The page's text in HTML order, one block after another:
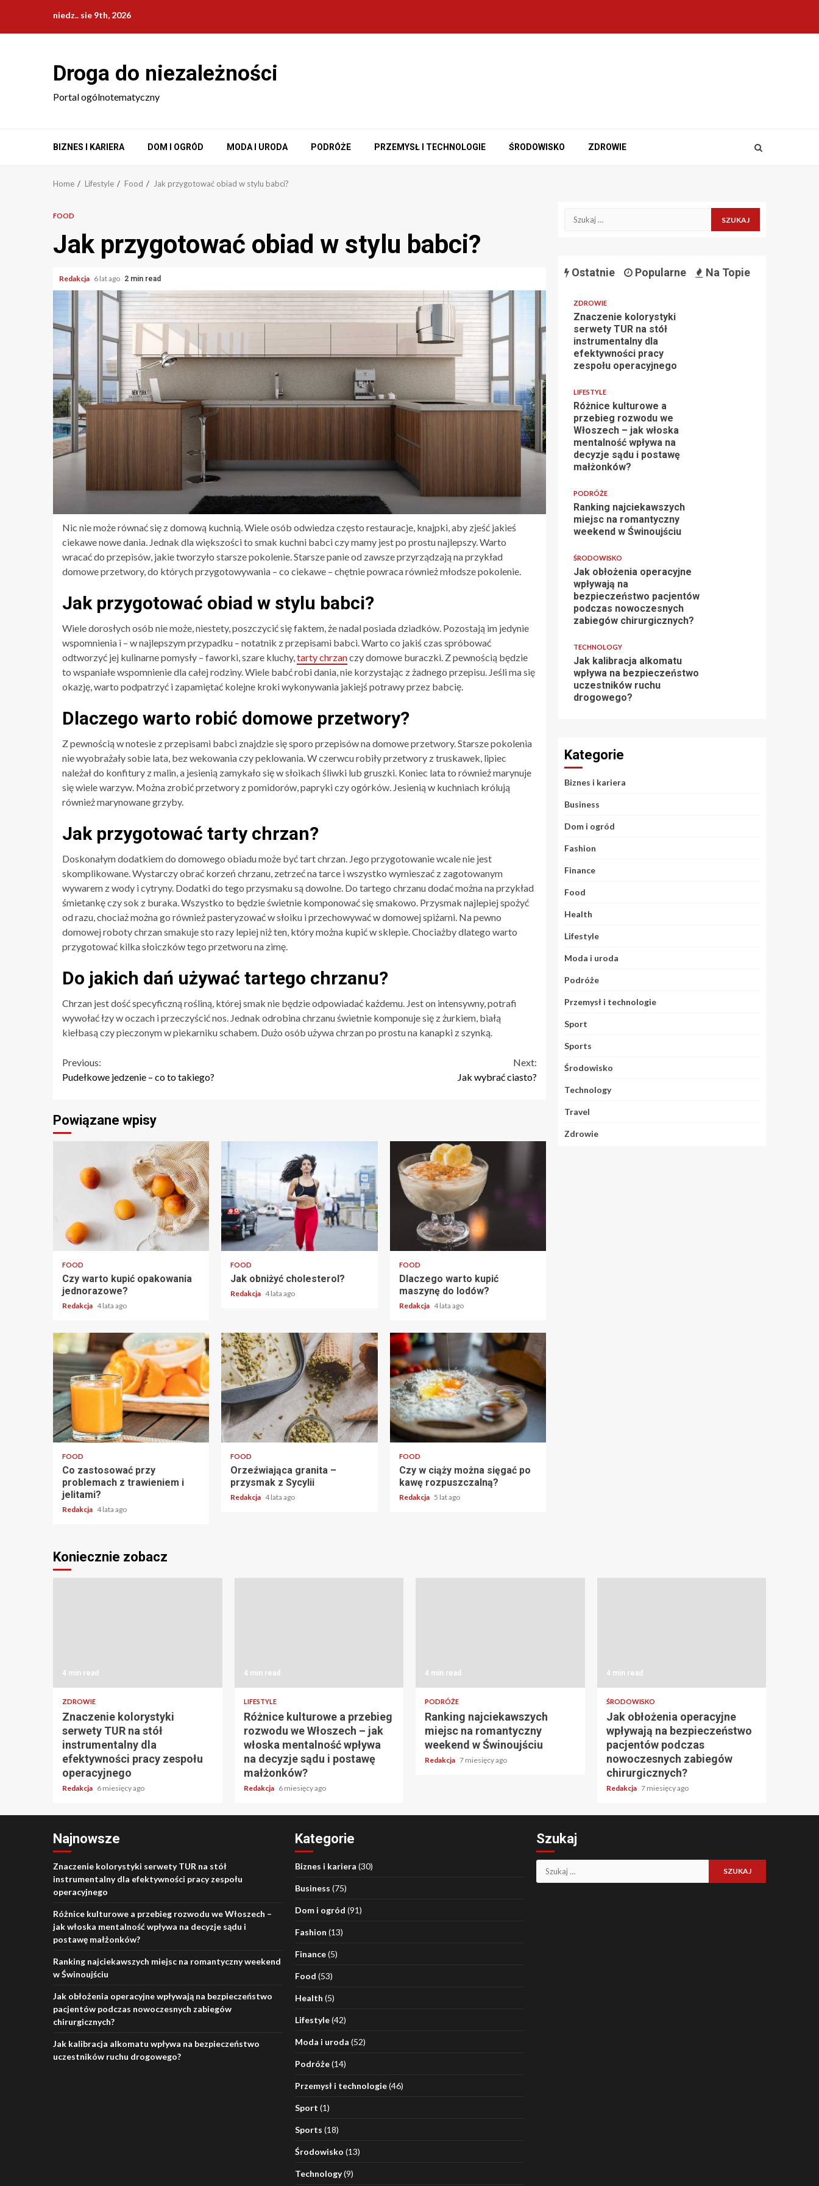
content
niedz.. sie 9th, 2026
Droga do niezależności
Portal ogólnotematyczny
BIZNES I KARIERA DOM I OGRÓD MODA I URODA PODRÓŻE PRZEMYSŁ I TECHNOLOGIE ŚRODOWISKO ZDROWIE
Home Lifestyle Food Jak przygotować obiad w stylu babci?
FOOD
Jak przygotować obiad w stylu babci?
Redakcja 6 lat ago 2 min read
Nic nie może równać się z domową kuchnią. Wiele osób odwiedza często restauracje, knajpki, aby zjeść jakieś
ciekawe nowe dania. Jednak dla większości to smak kuchni babci czy mamy jest po prostu najlepszy. Warto
wracać do przepisów, jakie tworzyło starsze pokolenie. Starsze panie od zawsze przyrządzają na przykład
domowe przetwory, do których przygotowywania – co ciekawe – chętnie powraca również młodsze pokolenie.
Jak przygotować obiad w stylu babci?
Wiele dorosłych osób nie może, niestety, poszczycić się faktem, że nadal posiada dziadków. Pozostają im jedynie
wspomnienia i – w najlepszym przypadku – notatnik z przepisami babci. Warto co jakiś czas spróbować
odtworzyć jej kulinarne pomysły – faworki, szare kluchy, tarty chrzanczy domowe buraczki. Z pewnością będzie
to wspaniałe wspomnienie dla całej rodziny. Wiele babć robi dania, nie korzystając z żadnego przepisu. Jeśli ma się
okazję, warto podpatrzyć i zapamiętać kolejne kroki wykonywania jakiejś potrawy przez babcię.
Dlaczego warto robić domowe przetwory?
Z pewnością w notesie z przepisami babci znajdzie się sporo przepisów na domowe przetwory. Starsze pokolenia
nie wyobrażały sobie lata, bez wekowania czy peklowania. W czerwcu robiły przetwory z truskawek, lipiec
należał do konfitury z malin, a jesienią zamykało się w słoikach śliwki lub gruszki. Koniec lata to również marynuje
się wiele warzyw. Można zrobić przetwory z pomidorów, papryki czy ogórków. Jesienią w kuchniach królują
również marynowane grzyby.
Jak przygotować tarty chrzan?
Doskonałym dodatkiem do domowego obiadu może być tart chrzan. Jego przygotowanie wcale nie jest
skomplikowane. Wystarczy obrać korzeń chrzanu, zetrzeć na tarce i wszystko wymieszać z zagotowanym
wywarem z wody i cytryny. Dodatki do tego przysmaku są dowolne. Do tartego chrzanu dodać można na przykład
śmietankę czy sok z buraka. Wszystko to będzie świetnie komponować się smakowo. Przysmak najlepiej spożyć
od razu, chociaż można go również pasteryzować w słoiku i przechowywać w domowej spiżarni. Na pewno
domowej roboty chrzan smakuje sto razy lepiej niż ten, który można kupić w sklepie. Chociażby dlatego warto
przygotować kilka słoiczków tego przetworu na zimę.
Do jakich dań używać tartego chrzanu?
Chrzan jest dość specyficzną rośliną, której smak nie będzie odpowiadać każdemu. Jest on intensywny, potrafi
wywołać łzy w oczach i przeczyścić nos. Jednak odrobina chrzanu świetnie komponuje się z żurkiem, białą
kiełbasą czy pieczonym w piekarniku schabem. Dużo osób używa chrzan po prostu na kanapki z szynką.
Continue
Reading
Previous:
Pudełkowe jedzenie – co to takiego?
Next:
Jak wybrać ciasto?
Powiązane wpisy
2 min read
FOOD
Czy warto kupić opakowania
jednorazowe?
Redakcja 4 lata ago
2 min read
FOOD
Jak obniżyć cholesterol?
Redakcja 4 lata ago
2 min read
FOOD
Dlaczego warto kupić
maszynę do lodów?
Redakcja 4 lata ago
2 min read
FOOD
Co zastosować przy
problemach z trawieniem i
jelitami?
Redakcja 4 lata ago
2 min read
FOOD
Orzeźwiająca granita –
przysmak z Sycylii
Redakcja 4 lata ago
2 min read
FOOD
Czy w ciąży można sięgać po
kawę rozpuszczalną?
Redakcja 5 lat ago
Szukaj:
Ostatnie Popularne Na Topie
ZDROWIE
Znaczenie kolorystyki
serwety TUR na stół
instrumentalny dla
efektywności pracy
zespołu operacyjnego
LIFESTYLE
Różnice kulturowe a
przebieg rozwodu we
Włoszech – jak włoska
mentalność wpływa na
decyzje sądu i postawę
małżonków?
PODRÓŻE
Ranking najciekawszych
miejsc na romantyczny
weekend w Świnoujściu
ŚRODOWISKO
Jak obłożenia operacyjne
wpływają na
bezpieczeństwo pacjentów
podczas nowoczesnych
zabiegów chirurgicznych?
TECHNOLOGY
Jak kalibracja alkomatu
wpływa na bezpieczeństwo
uczestników ruchu
drogowego?
Kategorie
Biznes i kariera
Business
Dom i ogród
Fashion
Finance
Food
Health
Lifestyle
Moda i uroda
Podróże
Przemysł i technologie
Sport
Sports
Środowisko
Technology
Travel
Zdrowie
Koniecznie zobacz
4 min read
ZDROWIE
Znaczenie kolorystyki
serwety TUR na stół
instrumentalny dla
efektywności pracy zespołu
operacyjnego
Redakcja 6 miesięcy ago
4 min read
LIFESTYLE
Różnice kulturowe a przebieg
rozwodu we Włoszech – jak
włoska mentalność wpływa
na decyzje sądu i postawę
małżonków?
Redakcja 6 miesięcy ago
4 min read
PODRÓŻE
Ranking najciekawszych
miejsc na romantyczny
weekend w Świnoujściu
Redakcja 7 miesięcy ago
4 min read
ŚRODOWISKO
Jak obłożenia operacyjne
wpływają na bezpieczeństwo
pacjentów podczas
nowoczesnych zabiegów
chirurgicznych?
Redakcja 7 miesięcy ago
Najnowsze
Znaczenie kolorystyki serwety TUR na stół
instrumentalny dla efektywności pracy zespołu
operacyjnego
Różnice kulturowe a przebieg rozwodu we Włoszech –
jak włoska mentalność wpływa na decyzje sądu i
postawę małżonków?
Ranking najciekawszych miejsc na romantyczny weekend
w Świnoujściu
Jak obłożenia operacyjne wpływają na bezpieczeństwo
pacjentów podczas nowoczesnych zabiegów
chirurgicznych?
Jak kalibracja alkomatu wpływa na bezpieczeństwo
uczestników ruchu drogowego?
Kategorie
Biznes i kariera (30)
Business (75)
Dom i ogród (91)
Fashion (13)
Finance(5)
Food (53)
Health (5)
Lifestyle(42)
Moda i uroda (52)
Podróże(14)
Przemysł i technologie(46)
Sport (1)
Sports (18)
Środowisko (13)
Technology(9)
Szukaj
Szukaj: